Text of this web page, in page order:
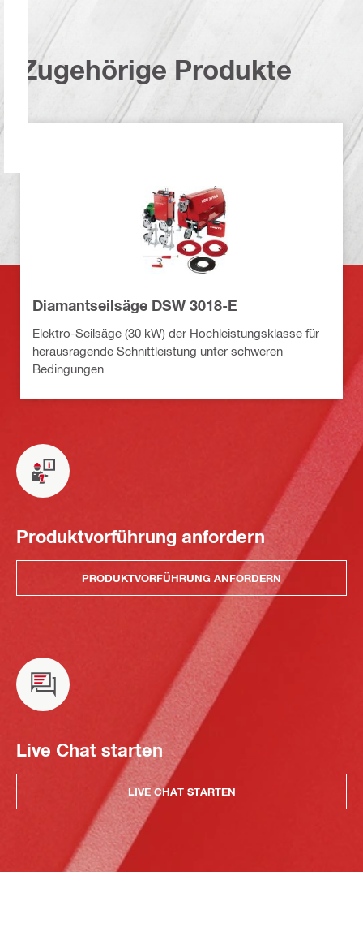
Zugehörige Produkte
Diamantseilsäge DSW 3018-E
Elektro-Seilsäge (30 kW) der Hochleistungsklasse für
herausragende Schnittleistung unter schweren
Bedingungen
Produktvorführung anfordern
PRODUKTVORFÜHRUNG ANFORDERN
Live Chat starten
LIVE CHAT STARTEN